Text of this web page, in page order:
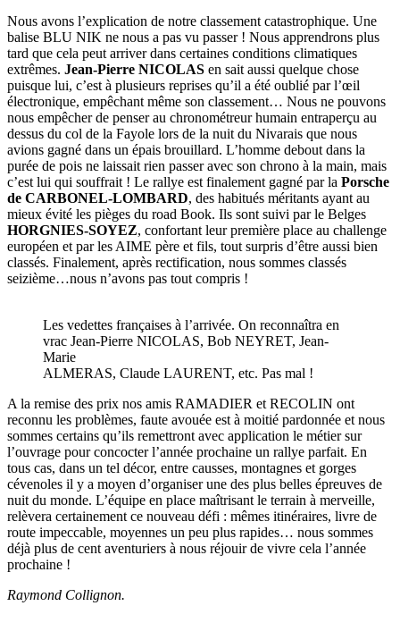
Nous avons l’explication de notre classement catastrophique. Une
balise BLU NIK ne nous a pas vu passer ! Nous apprendrons plus
tard que cela peut arriver dans certaines conditions climatiques
extrêmes. Jean-Pierre NICOLAS en sait aussi quelque chose
puisque lui, c’est à plusieurs reprises qu’il a été oublié par l’œil
électronique, empêchant même son classement… Nous ne pouvons
nous empêcher de penser au chronométreur humain entraperçu au
dessus du col de la Fayole lors de la nuit du Nivarais que nous
avions gagné dans un épais brouillard. L’homme debout dans la
purée de pois ne laissait rien passer avec son chrono à la main, mais
c’est lui qui souffrait ! Le rallye est finalement gagné par la Porsche
de CARBONEL-LOMBARD, des habitués méritants ayant au
mieux évité les pièges du road Book. Ils sont suivi par le Belges
HORGNIES-SOYEZ, confortant leur première place au challenge
européen et par les AIME père et fils, tout surpris d’être aussi bien
classés. Finalement, après rectification, nous sommes classés
seizième…nous n’avons pas tout compris !
Les vedettes françaises à l’arrivée. On reconnaîtra en
vrac Jean-Pierre NICOLAS, Bob NEYRET, Jean-
Marie
ALMERAS, Claude LAURENT, etc. Pas mal !
A la remise des prix nos amis RAMADIER et RECOLIN ont
reconnu les problèmes, faute avouée est à moitié pardonnée et nous
sommes certains qu’ils remettront avec application le métier sur
l’ouvrage pour concocter l’année prochaine un rallye parfait. En
tous cas, dans un tel décor, entre causses, montagnes et gorges
cévenoles il y a moyen d’organiser une des plus belles épreuves de
nuit du monde. L’équipe en place maîtrisant le terrain à merveille,
relèvera certainement ce nouveau défi : mêmes itinéraires, livre de
route impeccable, moyennes un peu plus rapides… nous sommes
déjà plus de cent aventuriers à nous réjouir de vivre cela l’année
prochaine !
Raymond Collignon.